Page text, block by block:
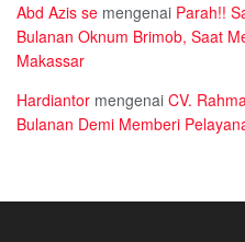
Abd Azis se mengenai Parah!!
Bulanan Oknum Brimob, Saat
Makassar
Hardiantor mengenai CV.
Bulanan Demi Memberi